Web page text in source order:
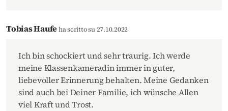
Tobias Haufeha scritto su 27.10.2022
Ich bin schockiert und sehr traurig. Ich werde
meine Klassenkameradin immer in guter,
liebevoller Erinnerung behalten. Meine Gedanken
sind auch bei Deiner Familie, ich wünsche Allen
viel Kraft und Trost.